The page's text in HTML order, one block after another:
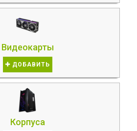
Видеокарты
ДОБАВИТЬ
Корпуса